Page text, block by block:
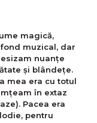
magică,
muzical, dar
nuanțe
și blândețe.
mea era cu totul
în extaz
Pacea era
pentru